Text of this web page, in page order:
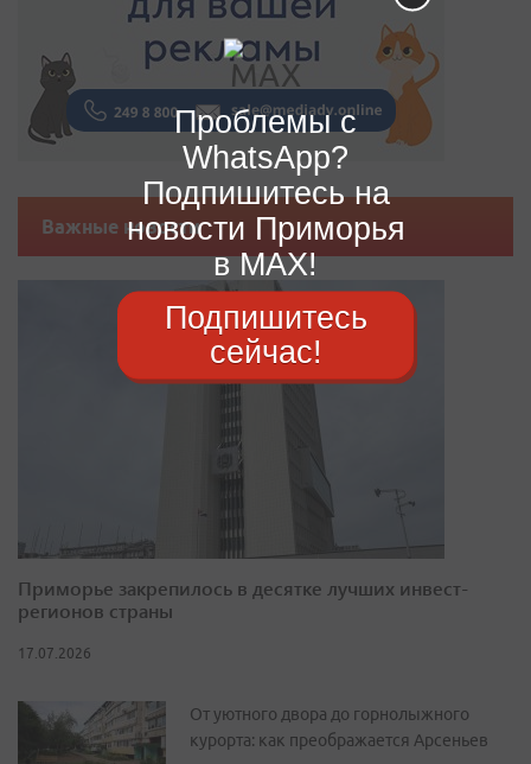
Важные новости
Приморье закрепилось в десятке лучших инвест-
регионов страны
17.07.2026
От уютного двора до горнолыжного
курорта: как преображается Арсеньев
Проблемы с
WhatsApp?
Подпишитесь на
новости Приморья
в MAX!
Подпишитесь
сейчас!